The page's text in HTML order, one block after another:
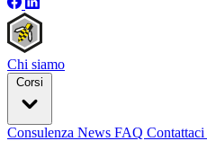
Chi siamo
Corsi
Consulenza News FAQ Contattaci